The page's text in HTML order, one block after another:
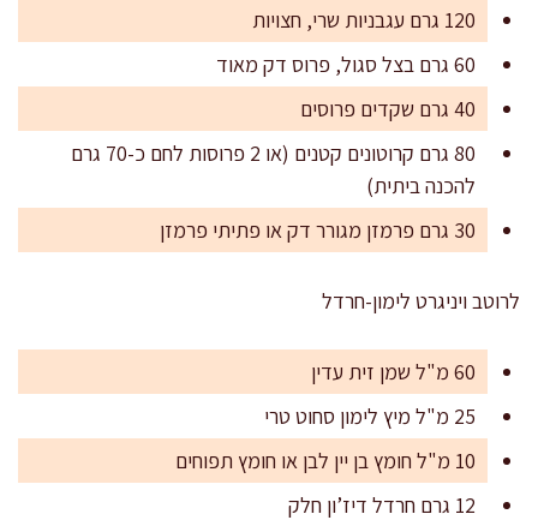
120 גרם עגבניות שרי, חצויות
60 גרם בצל סגול, פרוס דק מאוד
40 גרם שקדים פרוסים
80 גרם קרוטונים קטנים (או 2 פרוסות לחם כ-70 גרם
להכנה ביתית)
30 גרם פרמזן מגורר דק או פתיתי פרמזן
לרוטב ויניגרט לימון-חרדל
60 מ"ל שמן זית עדין
25 מ"ל מיץ לימון סחוט טרי
10 מ"ל חומץ בן יין לבן או חומץ תפוחים
12 גרם חרדל דיז’ון חלק